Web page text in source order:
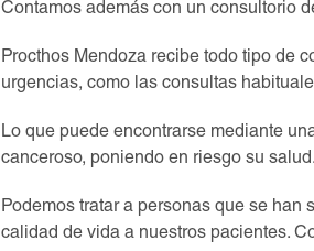
Contamos además con un consultorio
Procthos Mendoza recibe todo tipo de
urgencias, como las consultas
Lo que puede encontrarse mediante
canceroso, poniendo en riesgo su salud.
Podemos tratar a personas que se han
calidad de vida a nuestros pacientes.